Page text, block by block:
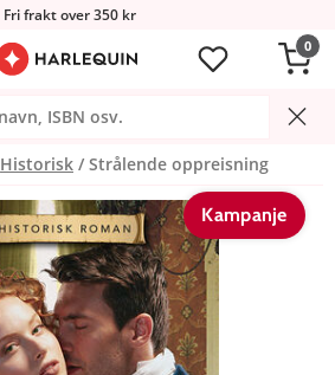
Fri frakt over 350 kr
0
Historisk Strålende oppreisning
Kampanje